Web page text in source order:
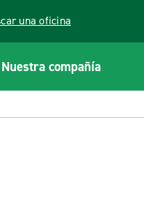
una oficina
Nuestra compañía